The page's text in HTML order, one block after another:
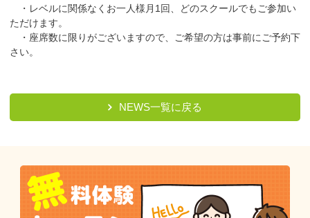
・レベルに関係なくお一人様月1回、どのスクールでもご参加い
ただけます。
・座席数に限りがございますので、ご希望の方は事前にご予約下
さい。
NEWS一覧に戻る